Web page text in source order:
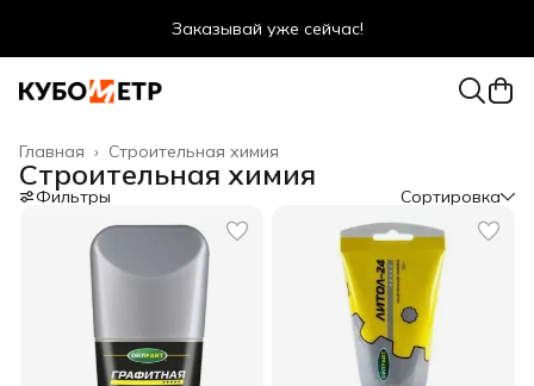
Заказывай уже сейчас!
Оптовые цены даже для физ. лиц
Строительная химия
Главная ›
Строительная химия
Фильтры Сортировка